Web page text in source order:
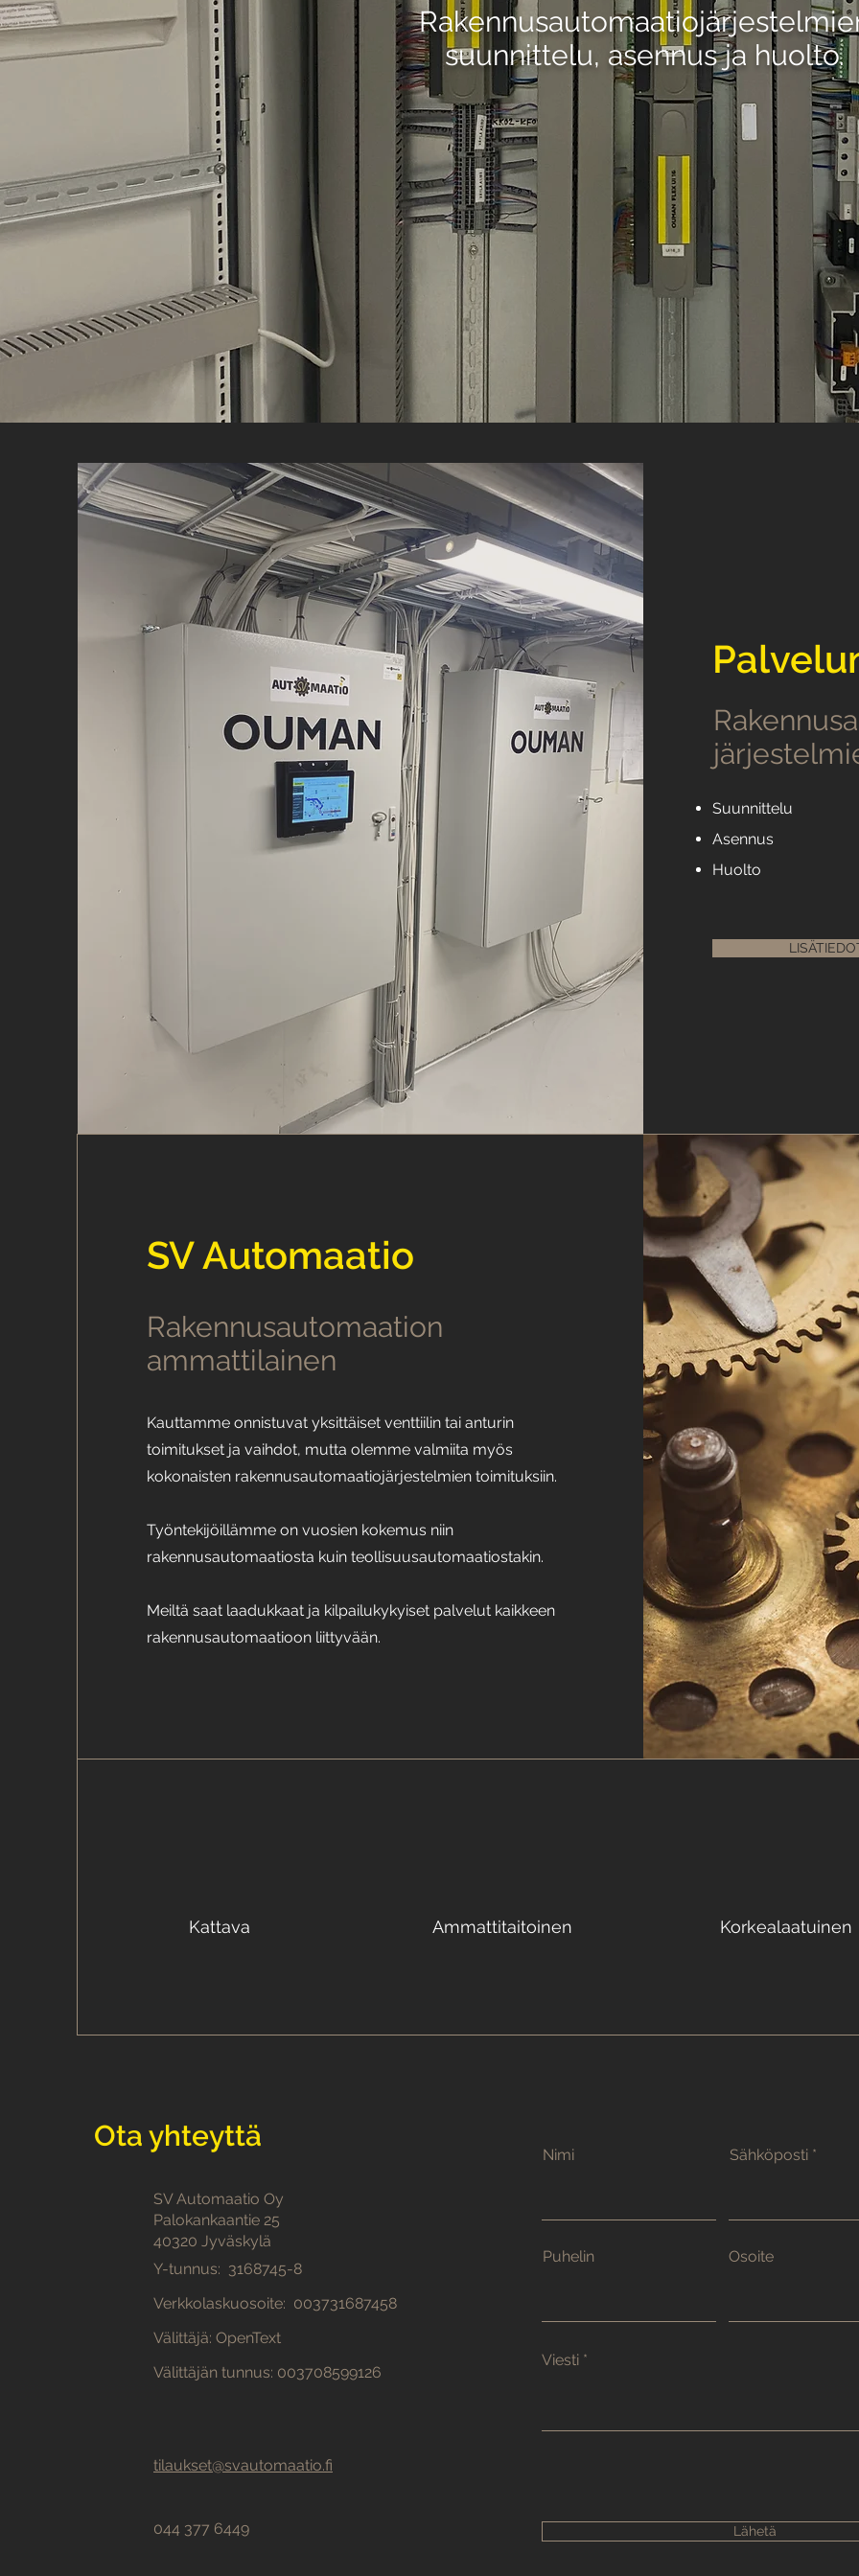
suunnittelu, asennus ja huolto.
Suunnittelu
Asennus
Huolto
Kattava Ammattitaitoinen Korkealaatuinen
SV Automaatio
Rakennusautomaation
ammattilainen
Kauttamme onnistuvat yksittäiset venttiilin tai anturin
toimitukset ja vaihdot, mutta olemme valmiita myös
kokonaisten rakennusautomaatiojärjestelmien toimituksiin.
Työntekijöillämme on vuosien kokemus niin
rakennusautomaatiosta kuin teollisuusautomaatiostakin.
Meiltä saat laadukkaat ja kilpailukykyiset palvelut kaikkeen
rakennusautomaatioon liittyvään.
Ota yhteyttä
SV Automaatio Oy
Palokankaantie 25
40320 Jyväskylä
Y-tunnus: 3168745-8
Verkkolaskuosoite: 003731687458
Välittäjä: OpenText
Välittäjän tunnus: 003708599126
tilaukset@svautomaatio.fi
044 377 6449
Nimi Sähköposti
Puhelin Osoite
Viesti
Lähetä